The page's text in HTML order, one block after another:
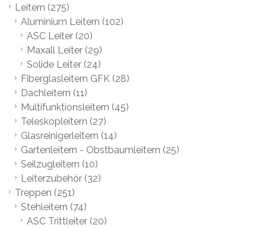
Leitern (275)
Aluminium Leitern (102)
ASC Leiter (20)
Maxall Leiter (29)
Solide Leiter (24)
Fiberglasleitern GFK (28)
Dachleitern (11)
Multifunktionsleitern (45)
Teleskopleitern (27)
Glasreinigerleitern (14)
Gartenleitern - Obstbaumleitern (25)
Seilzugleitern (10)
Leiterzubehör (32)
Treppen (251)
Stehleitern (74)
ASC Trittleiter (20)